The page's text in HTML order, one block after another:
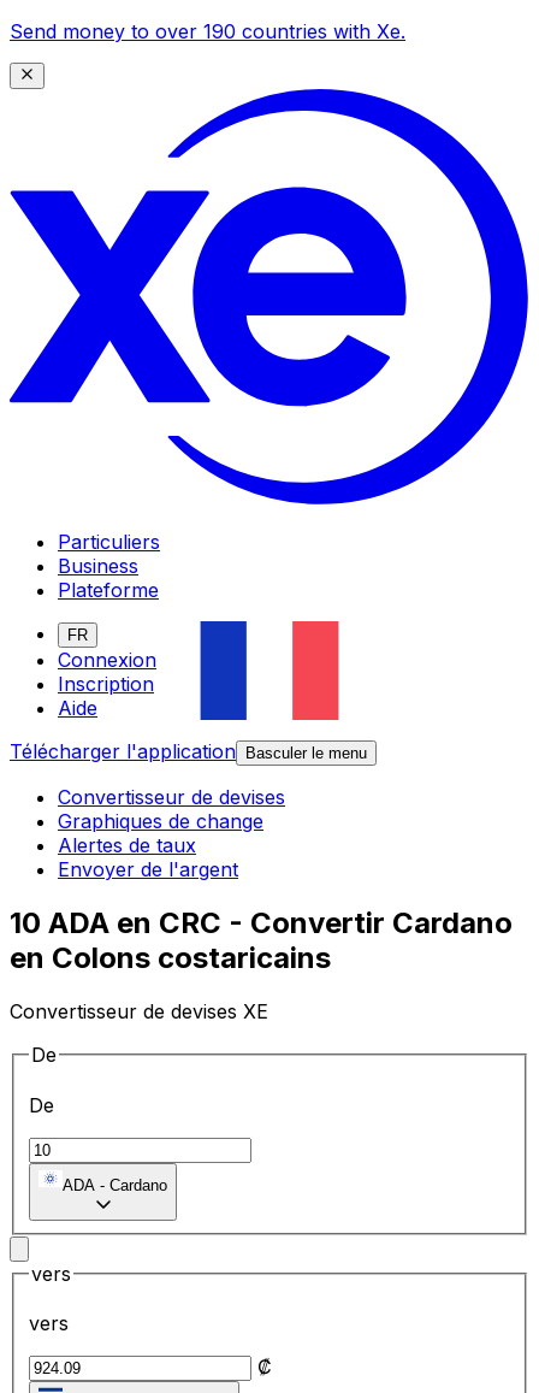
Send money to over 190 countries with Xe.
Particuliers
Business
Plateforme
FR
Connexion
Inscription
Aide
Télécharger l'application
Basculer le menu
Convertisseur de devises
Graphiques de change
Alertes de taux
Envoyer de l'argent
10 ADA en CRC - Convertir Cardano
en Colons costaricains
Convertisseur de devises XE
De
De
ADA - Cardano
vers
vers
₡